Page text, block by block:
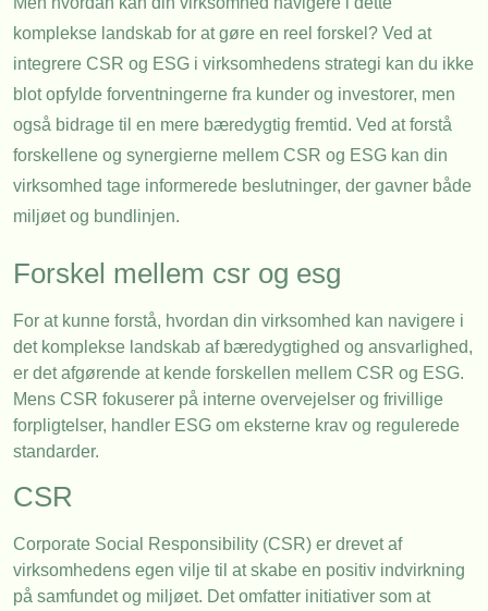
komplekse landskab for at gøre en reel forskel? Ved at
integrere CSR og ESG i virksomhedens strategi kan du ikke
blot opfylde forventningerne fra kunder og investorer, men
også bidrage til en mere bæredygtig fremtid. Ved at forstå
forskellene og synergierne mellem CSR og ESG kan din
virksomhed tage informerede beslutninger, der gavner både
miljøet og bundlinjen.
Forskel mellem csr og esg
For at kunne forstå, hvordan din virksomhed kan navigere i
det komplekse landskab af bæredygtighed og ansvarlighed,
er det afgørende at kende forskellen mellem CSR og ESG.
Mens CSR fokuserer på interne overvejelser og frivillige
forpligtelser, handler ESG om eksterne krav og regulerede
standarder.
CSR
Corporate Social Responsibility (CSR) er drevet af
virksomhedens egen vilje til at skabe en positiv indvirkning
på samfundet og miljøet. Det omfatter initiativer som at